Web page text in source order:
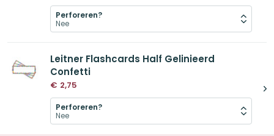
Perforeren?
Leitner Flashcards Half Gelinieerd
Confetti
€ 2,75
Perforeren?